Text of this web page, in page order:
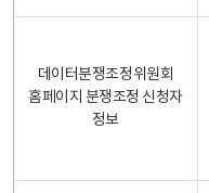
데이터분쟁조정위원회
홈페이지 분쟁조정 신청자
정보